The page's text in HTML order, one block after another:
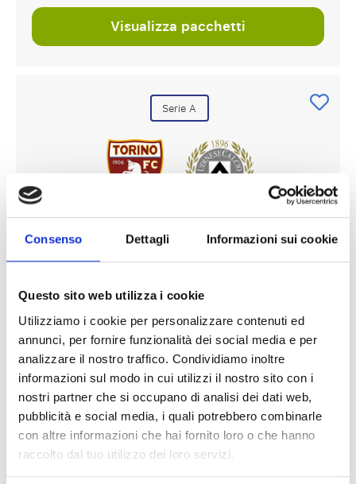
Consenso Dettagli Informazioni sui cookie
Questo sito web utilizza i cookie
Utilizziamo i cookie per personalizzare contenuti ed
annunci, per fornire funzionalità dei social media e per
analizzare il nostro traffico. Condividiamo inoltre
informazioni sul modo in cui utilizzi il nostro sito con i
nostri partner che si occupano di analisi dei dati web,
pubblicità e social media, i quali potrebbero combinarle
con altre informazioni che hai fornito loro o che hanno
raccolto dal tuo utilizzo dei loro servizi.
Visualizza pacchetti
Serie A
Torino FC - Udinese
10 o 11 ottobre
Stadio Olimpico Grande Torino, Torino
Pagate il 50% oggi!
€161
Visualizza pacchetti